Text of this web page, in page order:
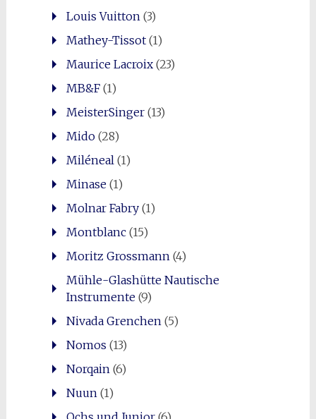
Louis Vuitton (3)
Mathey-Tissot(1)
Maurice Lacroix(23)
MB&F(1)
MeisterSinger(13)
Mido(28)
Miléneal (1)
Minase(1)
Molnar Fabry(1)
Montblanc(15)
Moritz Grossmann (4)
Mühle-Glashütte Nautische
Instrumente(9)
Nivada Grenchen (5)
Nomos (13)
Norqain (6)
Nuun (1)